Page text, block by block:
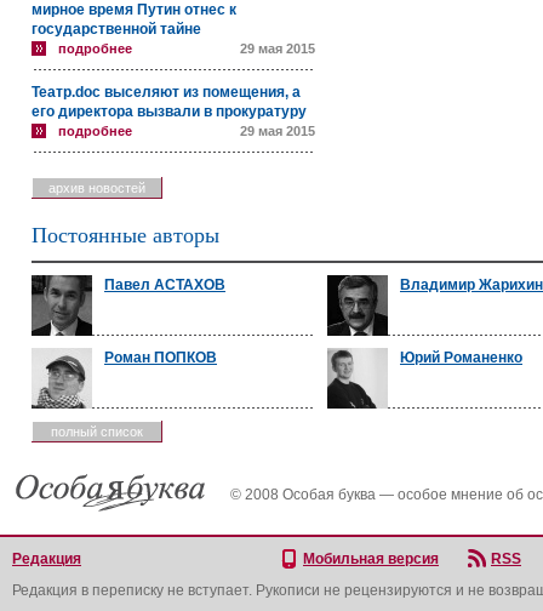
мирное время Путин отнес к
государственной тайне
подробнее 29 мая 2015
Театр.doc выселяют из помещения, а
его директора вызвали в прокуратуру
подробнее 29 мая 2015
архив новостей
Постоянные авторы
Павел АСТАХОВ Владимир Жарихин
Роман ПОПКОВ Юрий Романенко
полный список
© 2008 Особая буква — особое мнение об
Редакция Мобильная версия
RSS
Редакция в переписку не вступает. Рукописи не рецензируются и не